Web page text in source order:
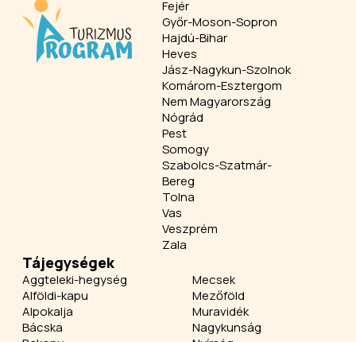
Fejér
Győr-Moson-Sopron
Hajdú-Bihar
Heves
Jász-Nagykun-Szolnok
Komárom-Esztergom
Nem Magyarország
Nógrád
Pest
Somogy
Szabolcs-Szatmár-
Bereg
Tolna
Vas
Veszprém
Zala
Tájegységek
Aggteleki-hegység
Alföldi-kapu
Alpokalja
Bácska
Mecsek
Mezőföld
Muravidék
Nagykunság